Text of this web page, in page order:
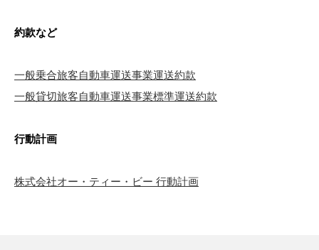
約款など
一般乗合旅客自動車運送事業運送約款
一般貸切旅客自動車運送事業標準運送約款
行動計画
株式会社オー・ティー・ビー 行動計画